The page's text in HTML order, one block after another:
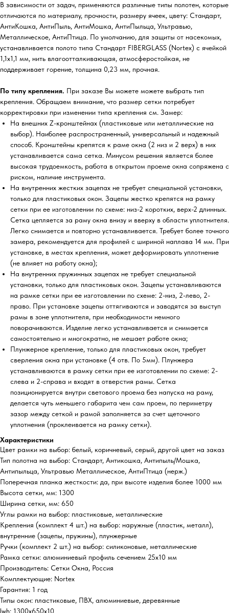
В зависимости от задач, применяются различные типы полотен, которые
отличаются по материалу, прочности, размеру ячеек, цвету: Стандарт,
АнтиКошка, АнтиПыль, АнтиМошка, АнтиПыльца, Ультравью,
Металлическое, АнтиПтица. По умолчанию, для защиты от насекомых,
устанавливается полото типа Стандарт FIBERGLASS (Nortex) с ячейкой
1,1х1,1 мм, нить влагоотталкивающая, атмосферостойкая, не
поддерживает горение, толщина 0,23 мм, прочная.
По типу крепления. При заказе Вы можете можете выбрать тип
крепления. Обращаем внимание, что размер сетки потребует
корректировки при изменении типа крепления см. Замер:
На внешних Z-кронштейнах (пластиковые или металлические на
выбор). Наиболее распространенный, универсальный и надежный
способ. Кронштейны крепятся к раме окна (2 низ и 2 верх) в них
устанавливается сама сетка. Минусом решения является более
высокая трудоемкость, работа в открытом проеме окна сопряжена с
риском, наличие инструмента.
На внутренних жестких зацепах не требует специальной установки,
только для пластиковых окон. Зацепы жестко крепятся на рамку
сетки при ее изготовлении по схеме: низ-2 коротких, верх-2 длинных.
Сетка цепляется за раму окна внизу и вверху в области уплотнителя.
Легко снимается и повторно устанавливается. Требует более точного
замера, рекомендуется для профилей с шириной наплава 14 мм. При
установке, в местах крепления, может деформировать уплотнение
(не влияет на работу окна);
На внутренних пружинных зацепах не требует специальной
установки, только для пластиковых окон. Зацепы устанавливаются
на рамке сетки при ее изготовлении по схеме: 2-низ, 2-лево, 2-
право. При установке зацепы оттягиваются и заводятся за выступ
рамы в зоне уплотнителя, при необходимости немного
поворачиваются. Изделие легко устанавливается и снимается
самостоятельно и многократно, не мешает работе окна;
Плунжерное крепление, только для пластиковых окон, требует
сверления окна при установке (4 отв. По 5мм). Плунжера
устанавливаются в рамку сетки при ее изготовлении по схеме: 2-
слева и 2-справа и входят в отверстия рамы. Сетка
позиционируется внутри светового проема без напуска на раму,
делается чуть меньшего габарита чем сам проем, по периметру
зазор между сеткой и рамой заполняется за счет щеточного
уплотнения (проклеивается на рамку сетки).
Характеристики
Цвет рамки на выбор: белый, коричневый, серый, другой цвет на заказ
Тип полотна на выбор: Стандарт, Антикошка, Антипыль/Мошка,
Антипыльца, Ультравью Металлическое, АнтиПтица (нерж.)
Поперечная планка жесткости: да, при высоте изделия более 1000 мм
Высота сетки, мм: 1300
Ширина сетки, мм: 650
Углы рамки на выбор: пластиковые, металлические
Крепления (комплект 4 шт.) на выбор: наружные (пластик, металл),
внутренние (зацепы, пружины), плунжерные
Ручки (комплект 2 шт.) на выбор: силиконовые, металлические
Рамка сетки: алюминиевый профиль сечением 25х10 мм
Производитель: Сетки Окна, Россия
Комплектующие: Nortex
Гарантия: 1 год
Типы окон: пластиковые, ПВХ, алюминиевые, деревянные
lwh: 1300x650x10